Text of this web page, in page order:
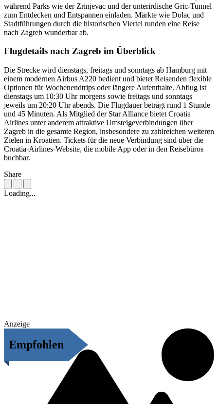
während Parks wie der Zrinjevac und der unterirdische Gric-Tunnel
zum Entdecken und Entspannen einladen. Märkte wie Dolac und
Stadtführungen durch die historischen Viertel runden eine Reise
nach Zagreb wunderbar ab.
Flugdetails nach Zagreb im Überblick
Die Strecke wird dienstags, freitags und sonntags ab Hamburg mit
einem modernen Airbus A220 bedient und bietet Reisenden flexible
Optionen für Wochenendtrips oder längere Aufenthalte. Abflug ist
dienstags um 10:30 Uhr morgens sowie freitags und sonntags
jeweils um 20:20 Uhr abends. Die Flugdauer beträgt rund 1 Stunde
und 45 Minuten. Als Mitglied der Star Alliance bietet Croatia
Airlines unter anderem attraktive Umsteigeverbindungen über
Zagreb in die gesamte Region, insbesondere zu zahlreichen weiteren
Zielen in Kroatien. Tickets für die neue Verbindung sind über die
Croatia-Airlines-Website, die mobile App oder in den Reisebüros
buchbar.
Share
Loading...
Anzeige
Empfohlen